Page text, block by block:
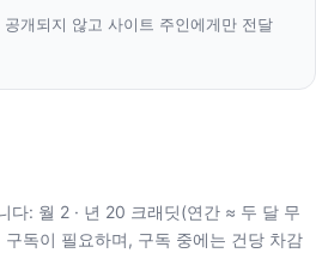
개되지 않고 사이트 주인에게만 전달
다: 월 2 · 년 20 크래딧(연간 ≈ 두 달 무
독이 필요하며, 구독 중에는 건당 차감